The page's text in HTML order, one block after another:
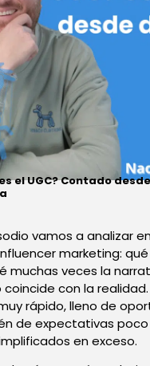
el UGC? Contado
vamos a analizar
marketing:
muchas veces la
coincide con la
rápido, lleno de
de expectativas
en exceso.